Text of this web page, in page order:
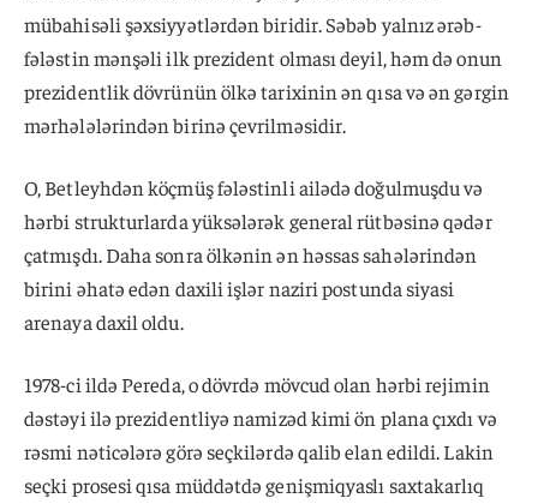
mübahisəli şəxsiyyətlərdən biridir. Səbəb yalnız ərəb-
fələstin mənşəli ilk prezident olması deyil, həm də onun
prezidentlik dövrünün ölkə tarixinin ən qısa və ən gərgin
mərhələlərindən birinə çevrilməsidir.
O, Betleyhdən köçmüş fələstinli ailədə doğulmuşdu və
hərbi strukturlarda yüksələrək general rütbəsinə qədər
çatmışdı. Daha sonra ölkənin ən həssas sahələrindən
birini əhatə edən daxili işlər naziri postunda siyasi
arenaya daxil oldu.
1978-ci ildə Pereda, o dövrdə mövcud olan hərbi rejimin
dəstəyi ilə prezidentliyə namizəd kimi ön plana çıxdı və
rəsmi nəticələrə görə seçkilərdə qalib elan edildi. Lakin
seçki prosesi qısa müddətdə genişmiqyaslı saxtakarlıq